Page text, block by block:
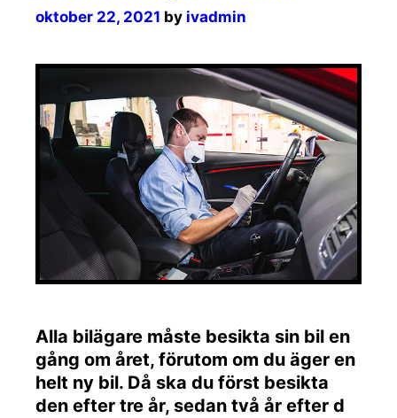
oktober 22, 2021 by ivadmin
Alla bilägare måste besikta sin bil en
gång om året, förutom om du äger en
helt ny bil. Då ska du först besikta
den efter tre år, sedan två år efter d